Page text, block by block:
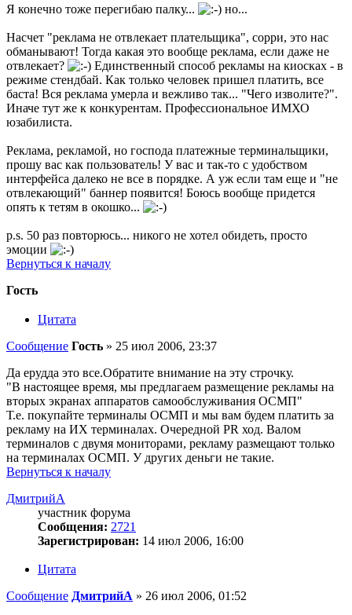
Я конечно тоже перегибаю палку...
но...
Насчет "реклама не отвлекает плательщика", сорри, это нас
обманывают! Тогда какая это вообще реклама, если даже не
отвлекает?
Единственный способ рекламы на киосках - в
режиме стендбай. Как только человек пришел платить, все
баста! Вся реклама умерла и вежливо так... "Чего изволите?".
Иначе тут же к конкурентам. Профессиональное ИМХО
юзабилиста.
Реклама, рекламой, но господа платежные терминальщики,
прошу вас как пользователь! У вас и так-то с удобством
интерфейса далеко не все в порядке. А уж если там еще и "не
отвлекающий" баннер появится! Боюсь вообще придется
опять к тетям в окошко...
p.s. 50 раз повторюсь... никого не хотел обидеть, просто
эмоции
Вернуться к началу
Гость
Цитата
Сообщение Гость » 25 июл 2006, 23:37
Да ерудда это все.Обратите внимание на эту строчку.
"В настоящее время, мы предлагаем размещение рекламы на
вторых экранах аппаратов самообслуживания ОСМП"
Т.е. покупайте терминалы ОСМП и мы вам будем платить за
рекламу на ИХ терминалах. Очередной PR ход. Валом
терминалов с двумя мониторами, рекламу размещают только
на терминалах ОСМП. У других деньги не такие.
Вернуться к началу
ДмитрийА
участник форума
Сообщения: 2721
Зарегистрирован: 14 июл 2006, 16:00
Цитата
Сообщение ДмитрийА » 26 июл 2006, 01:52